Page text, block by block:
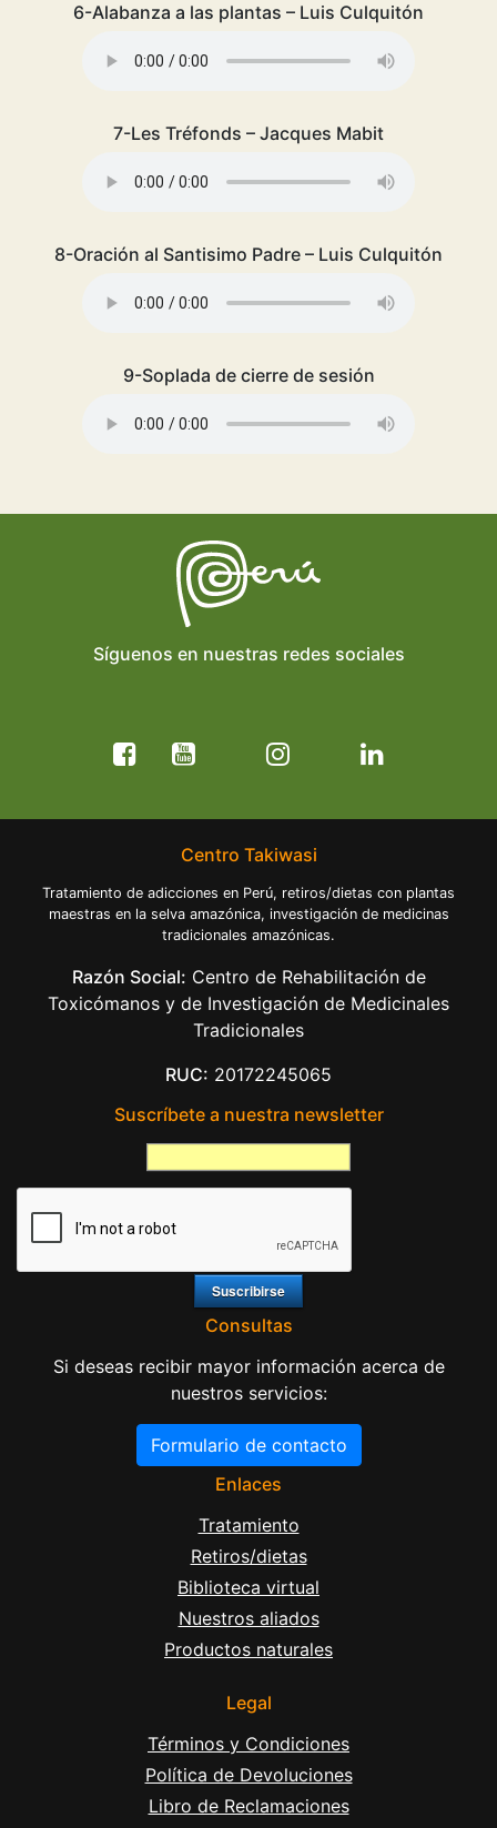
6-Alabanza a las plantas – Luis Culquitón
7-Les Tréfonds – Jacques Mabit
8-Oración al Santisimo Padre – Luis Culquitón
9-Soplada de cierre de sesión
Síguenos en nuestras redes sociales
Centro Takiwasi
Tratamiento de adicciones en Perú, retiros/dietas con plantas
maestras en la selva amazónica, investigación de medicinas
tradicionales amazónicas.
Razón Social: Centro de Rehabilitación de
Toxicómanos y de Investigación de Medicinales
Tradicionales
RUC: 20172245065
Suscríbete a nuestra newsletter
Consultas
Si deseas recibir mayor información acerca de
nuestros servicios:
Formulario de contacto
Enlaces
Tratamiento
Retiros/dietas
Biblioteca virtual
Nuestros aliados
Productos naturales
Legal
Términos y Condiciones
Política de Devoluciones
Libro de Reclamaciones